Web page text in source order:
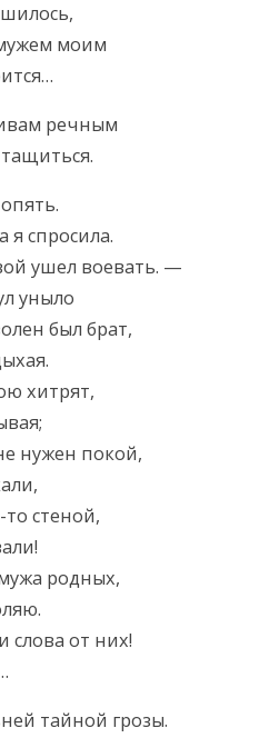
моим
речным
я спросила.
ушел воевать. —
уныло
был брат,
хитрят,
нужен покой,
стеной,
родных,
от них!
тайной грозы.